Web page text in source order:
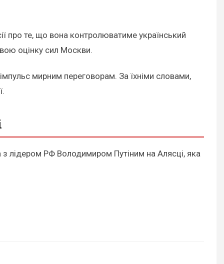
про те, що вона контролюватиме український
оцінку сил Москви.
мирним переговорам. За їхніми словами,
лідером РФ Володимиром Путіним на Алясці, яка